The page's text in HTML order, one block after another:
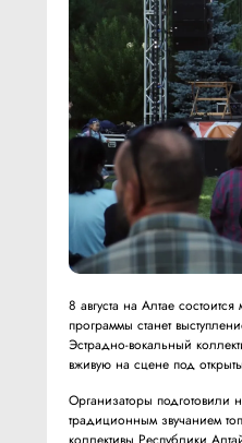
8 августа на Алтае
программы станет
Эстрадно-вокальный
вживую на сцене под
Организаторы подготовили
традиционным звучанием